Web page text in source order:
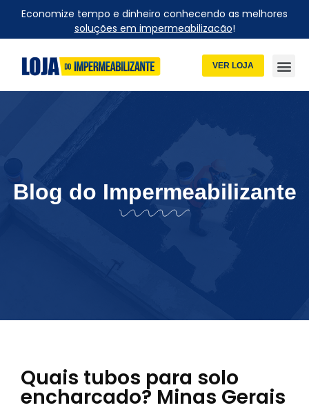
Economize tempo e dinheiro conhecendo as melhores
soluções em impermeabilizacão!
VER LOJA
Blog do Impermeabilizante
Quais tubos para solo
encharcado? Minas Gerais